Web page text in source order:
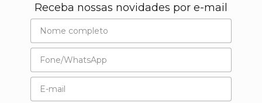
Receba nossas novidades por e-mail